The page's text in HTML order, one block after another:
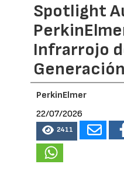
Spotlight
Infrarrojo
Generación
PerkinElmer
22/07/2026
2411